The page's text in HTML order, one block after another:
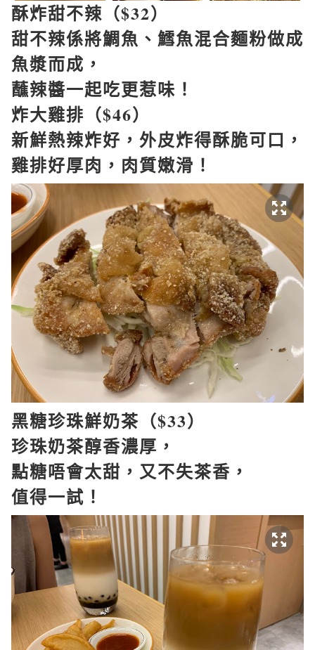
酥炸甜不辣（$32）
甜不辣係將鯛魚、鱈魚混合麵粉做成
魚漿而成，
蘸辣醬一起吃更惹味！
炸大雞排（$46）
新鮮熱辣炸好，外皮炸得酥脆可口，
雞排好厚肉，肉質嫩滑！
黑糖珍珠鮮奶茶（$33）
珍珠奶茶醇香濃厚，
點糖唔會太甜，又不失茶香，
值得一試！